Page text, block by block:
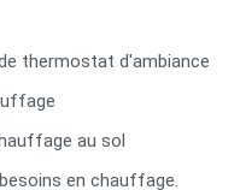
thermostat d'ambiance
au sol
en chauffage.